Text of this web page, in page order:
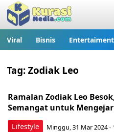
Viral Bisnis Entertaiment
Tag:Zodiak Leo
Lifestyle
Ramalan Zodiak Leo
Semangat untuk
Minggu, 31 Mar 2024 -